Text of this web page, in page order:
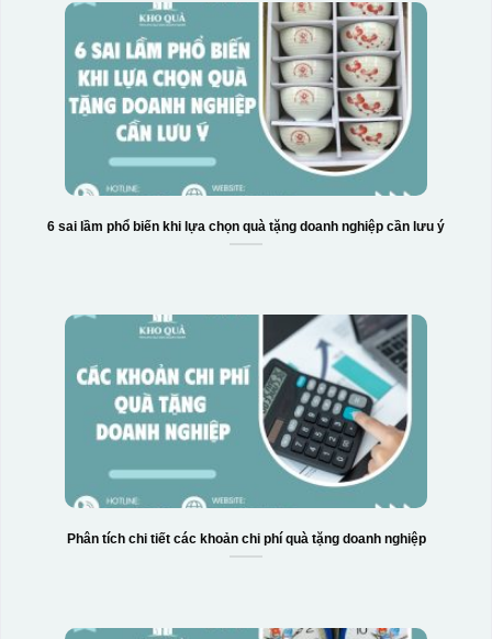
6 sai lầm phổ biến khi lựa chọn quà tặng doanh nghiệp cần lưu ý
Phân tích chi tiết các khoản chi phí quà tặng doanh nghiệp